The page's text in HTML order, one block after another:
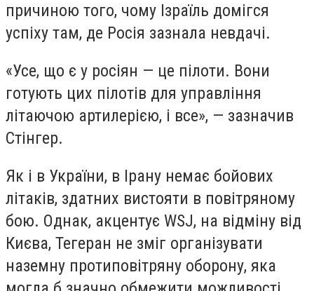
причиною того, чому Ізраїль домігся
успіху там, де Росія зазнала невдачі.
«Усе, що є у росіян — це пілоти. Вони
готують цих пілотів для управління
літаючою артилерією, і все», — зазначив
Стінгер.
Як і в України, в Ірану немає бойових
літаків, здатних вистояти в повітряному
бою. Однак, акцентує WSJ, на відміну від
Києва, Тегеран не зміг організувати
наземну протиповітряну оборону, яка